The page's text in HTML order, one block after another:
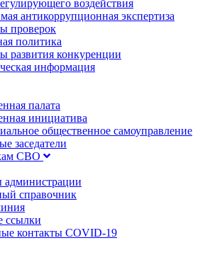
воздействия
антикоррупционная экспертиза
проверок
политика
развития конкуренции
информация
палата
инициатива
общественное самоуправление
заседатели
СВО
администрации
справочник
ссылки
контакты COVID-19